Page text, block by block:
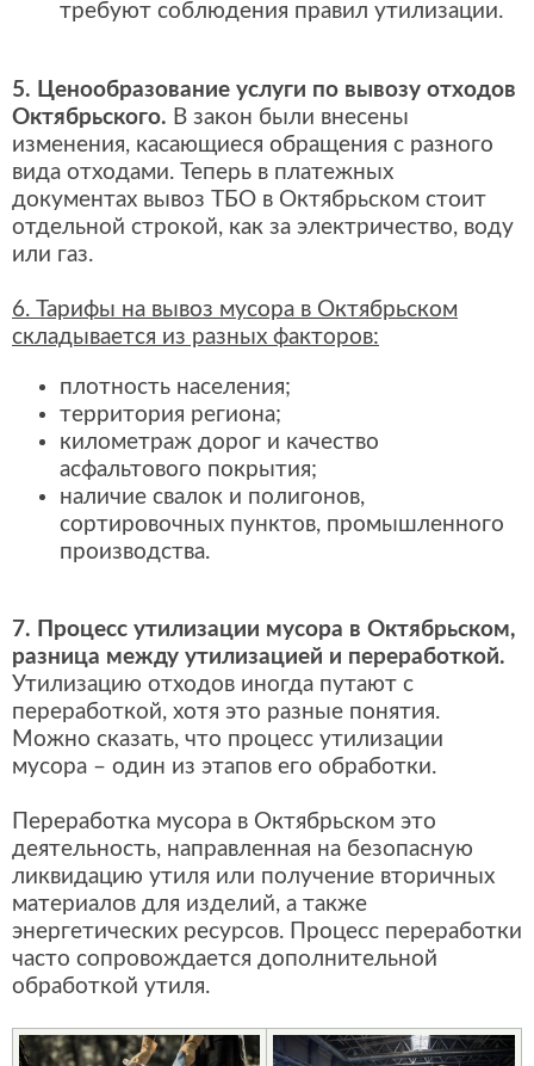
требуют соблюдения правил утилизации.
5. Ценообразование услуги по вывозу отходов
Октябрьского. В закон были внесены
изменения, касающиеся обращения с разного
вида отходами. Теперь в платежных
документах вывоз ТБО в Октябрьском стоит
отдельной строкой, как за электричество, воду
или газ.
6. Тарифы на вывоз мусора в Октябрьском
складывается из разных факторов:
плотность населения;
территория региона;
километраж дорог и качество
асфальтового покрытия;
наличие свалок и полигонов,
сортировочных пунктов, промышленного
производства.
7. Процесс утилизации мусора в Октябрьском,
разница между утилизацией и переработкой.
Утилизацию отходов иногда путают с
переработкой, хотя это разные понятия.
Можно сказать, что процесс утилизации
мусора – один из этапов его обработки.
Переработка мусора в Октябрьском это
деятельность, направленная на безопасную
ликвидацию утиля или получение вторичных
материалов для изделий, а также
энергетических ресурсов. Процесс переработки
часто сопровождается дополнительной
обработкой утиля.